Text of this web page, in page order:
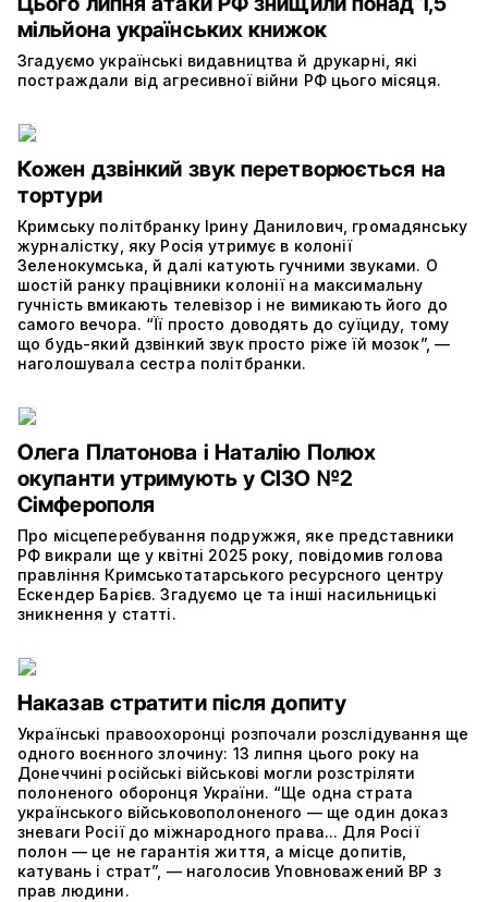
мільйона українських книжок
Згадуємо українські видавництва й друкарні, які
постраждали від агресивної війни РФ цього місяця.
Кожен дзвінкий звук перетворюється на
тортури
Кримську політбранку Ірину Данилович, громадянську
журналістку, яку Росія утримує в колонії
Зеленокумська, й далі катують гучними звуками. О
шостій ранку працівники колонії на максимальну
гучність вмикають телевізор і не вимикають його до
самого вечора. “Її просто доводять до суїциду, тому
що будь-який дзвінкий звук просто ріже їй мозок”, —
наголошувала сестра політбранки.
Олега Платонова і Наталію Полюх
окупанти утримують у СІЗО №2
Сімферополя
Про місцеперебування подружжя, яке представники
РФ викрали ще у квітні 2025 року, повідомив голова
правління Кримськотатарського ресурсного центру
Ескендер Барієв. Згадуємо це та інші насильницькі
зникнення у статті.
Наказав стратити після допиту
Українські правоохоронці розпочали розслідування ще
одного воєнного злочину: 13 липня цього року на
Донеччині російські військові могли розстріляти
полоненого оборонця України. “Ще одна страта
українського військовополоненого — ще один доказ
зневаги Росії до міжнародного права... Для Росії
полон — це не гарантія життя, а місце допитів,
катувань і страт”, — наголосив Уповноважений ВР з
прав людини.